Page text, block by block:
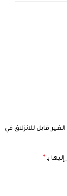
الغير قابل للانزلاق في
بـ *